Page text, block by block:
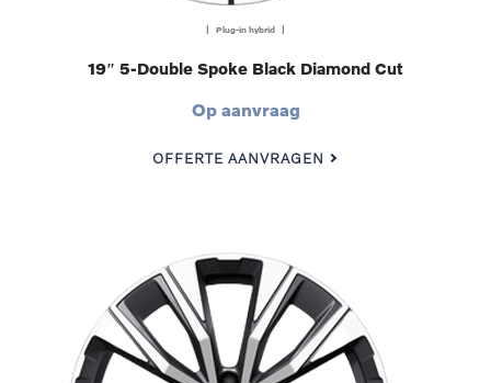
| Plug-in hybrid |
19″ 5-Double Spoke Black Diamond Cut
Op aanvraag
OFFERTE AANVRAGEN